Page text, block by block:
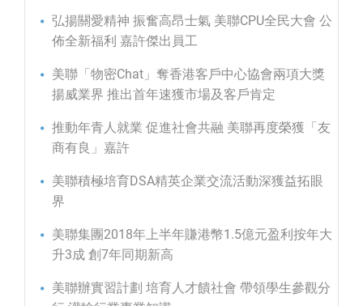
弘揚關愛精神 振奮高昂士氣 美聯CPU全民大會 公
佈全新福利 嘉許傑出員工
美聯「物密Chat」奪香港客戶中心協會兩項大獎
揚威業界 推出首年速獲市場及客戶肯定
推動年青人就業 促進社會共融 美聯再度榮獲「友
商有良」嘉許
美聯積極培育DSA精英企業交流活動深獲益拓眼
界
美聯集團2018年上半年賺港幣1.5億元盈利按年大
升3成 創7年同期新高
美聯辦實習計劃 培育人才饋社會 帶領學生參觀分